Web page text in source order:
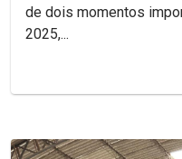
de dois momentos
2025,...